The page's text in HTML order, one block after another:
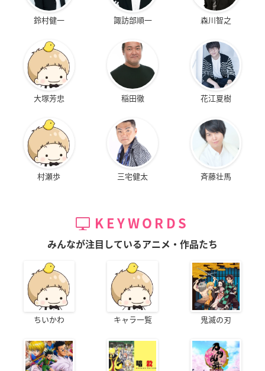
鈴村健一 諏訪部順一 森川智之
大塚芳忠 稲田徹 花江夏樹
村瀬歩 三宅健太 斉藤壮馬
KEYWORDS
みんなが注目しているアニメ・作品たち
ちいかわ キャラ一覧 鬼滅の刃